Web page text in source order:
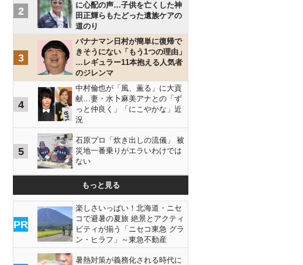
2
に心配の声…子供を亡くした神
田正輝らもたどった遺族ケアの
道のり
3
バナナマン日村が簡単に復帰で
きそうにない「もう1つの理由」
…レギュラー11本抱える人気者
のジレンマ
4
中村倫也が「風、薫る」に大貢
献…妻・水卜麻美アナとの「ず
っと仲良く」「にこやかな」近
況
5
石原プロ「炊き出しの流儀」 被
災地一番乗りがエラいわけでは
ない
もっと見る
PR
楽しさいっぱい！北海道・ニセ
コで避暑の夏旅 絶景とアクティ
ビティが揃う「ニセコ東急 グラ
ン・ヒラフ」～東急不動産
暑熱対策が義務化される時代に